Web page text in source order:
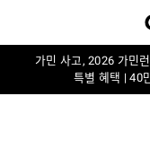
가민 사고, 2026 가민
특별 혜택 | 40